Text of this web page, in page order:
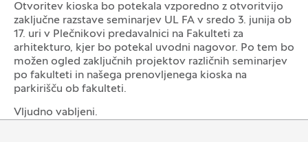
Otvoritev kioska bo potekala vzporedno z otvoritvijo
zaključne razstave seminarjev UL FA v sredo 3. junija ob
17. uri v Plečnikovi predavalnici na Fakulteti za
arhitekturo, kjer bo potekal uvodni nagovor. Po tem bo
možen ogled zaključnih projektov različnih seminarjev
po fakulteti in našega prenovljenega kioska na
parkirišču ob fakulteti.
Vljudno vabljeni.